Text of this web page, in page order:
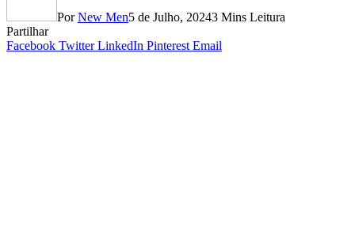
Por New Men5 de Julho, 20243 Mins Leitura
Partilhar
Facebook Twitter LinkedIn Pinterest Email